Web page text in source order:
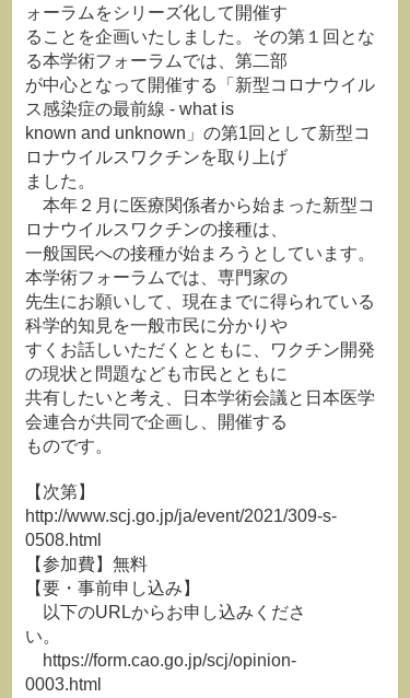
ォーラムをシリーズ化して開催す
ることを企画いたしました。その第１回とな
る本学術フォーラムでは、第二部
が中心となって開催する「新型コロナウイル
ス感染症の最前線 - what is
known and unknown」の第1回として新型コ
ロナウイルスワクチンを取り上げ
ました。
本年２月に医療関係者から始まった新型コ
ロナウイルスワクチンの接種は、
一般国民への接種が始まろうとしています。
本学術フォーラムでは、専門家の
先生にお願いして、現在までに得られている
科学的知見を一般市民に分かりや
すくお話しいただくとともに、ワクチン開発
の現状と問題なども市民とともに
共有したいと考え、日本学術会議と日本医学
会連合が共同で企画し、開催する
ものです。
【次第】
http://www.scj.go.jp/ja/event/2021/309-s-
0508.html
【参加費】無料
【要・事前申し込み】
以下のURLからお申し込みくださ
い。
https://form.cao.go.jp/scj/opinion-
0003.html